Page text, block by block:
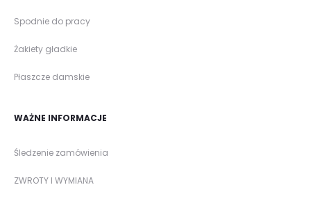
Spodnie do pracy
Żakiety gładkie
Płaszcze damskie
WAŻNE INFORMACJE
Śledzenie zamówienia
ZWROTY I WYMIANA